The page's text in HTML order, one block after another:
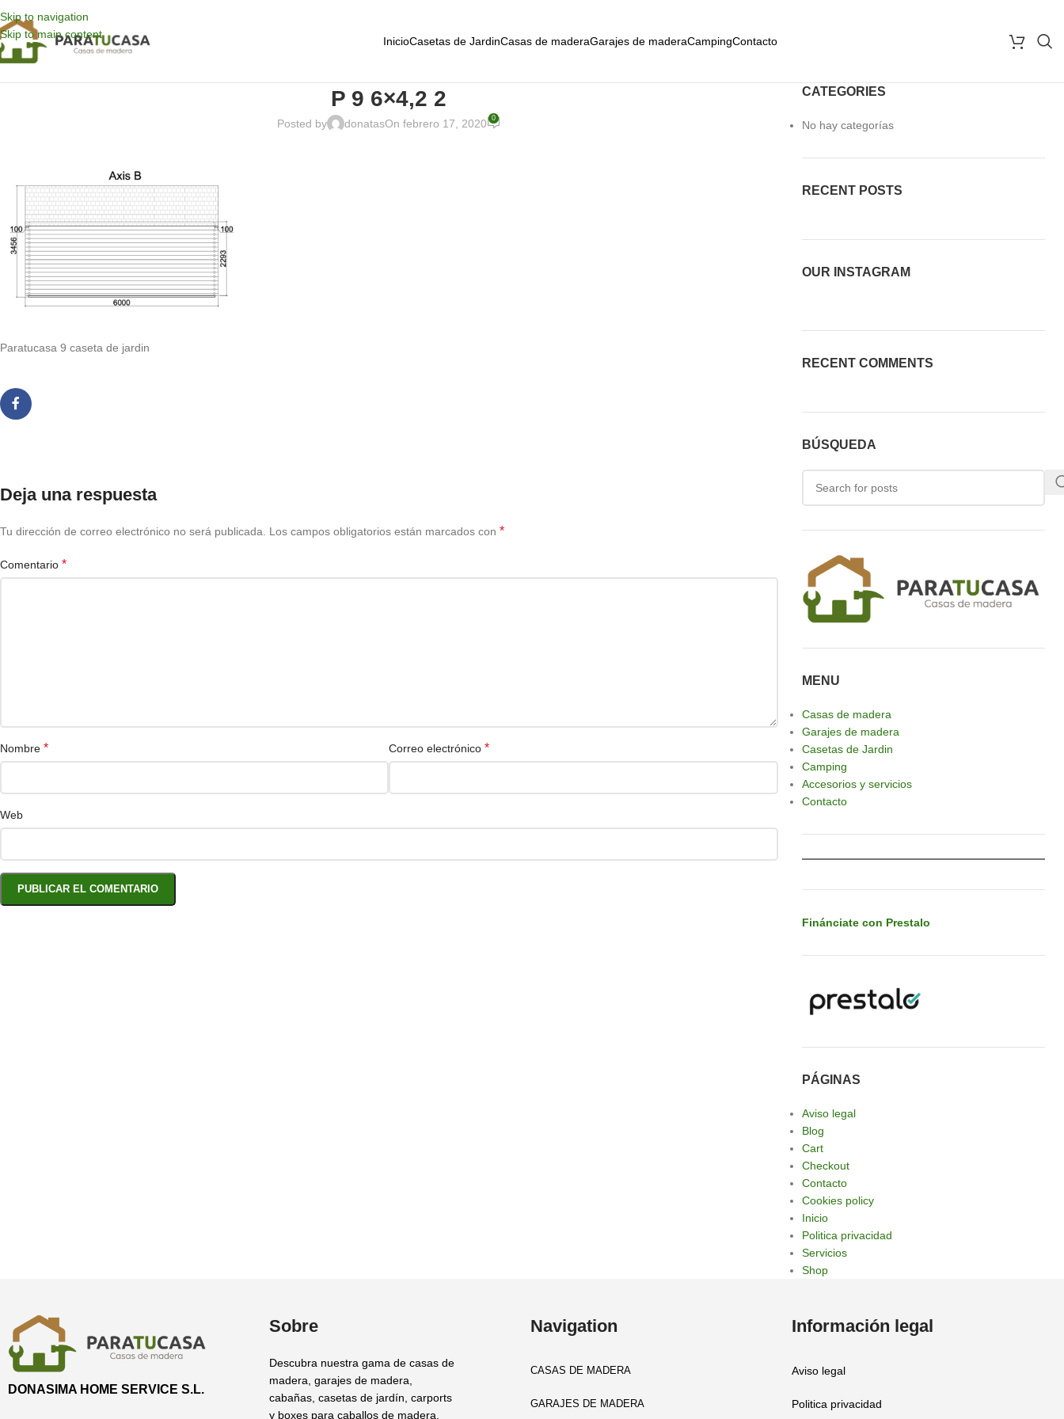
Skip to navigation
Skip to main content
InicioCasetas de JardinCasas de maderaGarajes de maderaCampingContacto
P 9 6×4,2 2
Posted by donatasOn febrero 17, 2020 0
Paratucasa 9 caseta de jardin
Deja una respuesta
Tu dirección de correo electrónico no será publicada. Los campos obligatorios están marcados con *
Comentario *
Nombre * Correo electrónico*
Web
CATEGORIES
No hay categorías
RECENT POSTS
OUR INSTAGRAM
RECENT COMMENTS
BÚSQUEDA
MENU
Casas de madera
Garajes de madera
Casetas de Jardin
Camping
Accesorios y servicios
Contacto
Finánciate con Prestalo
PÁGINAS
Aviso legal
Blog
Cart
Checkout
Contacto
Cookies policy
Inicio
Politica privacidad
Servicios
Shop
DONASIMA HOME SERVICE S.L.
Sobre
Descubra nuestra gama de casas de
madera, garajes de madera,
cabañas, casetas de jardín, carports
y boxes para caballos de madera,
Navigation
CASAS DE MADERA
GARAJES DE MADERA
Información legal
Aviso legal
Politica privacidad